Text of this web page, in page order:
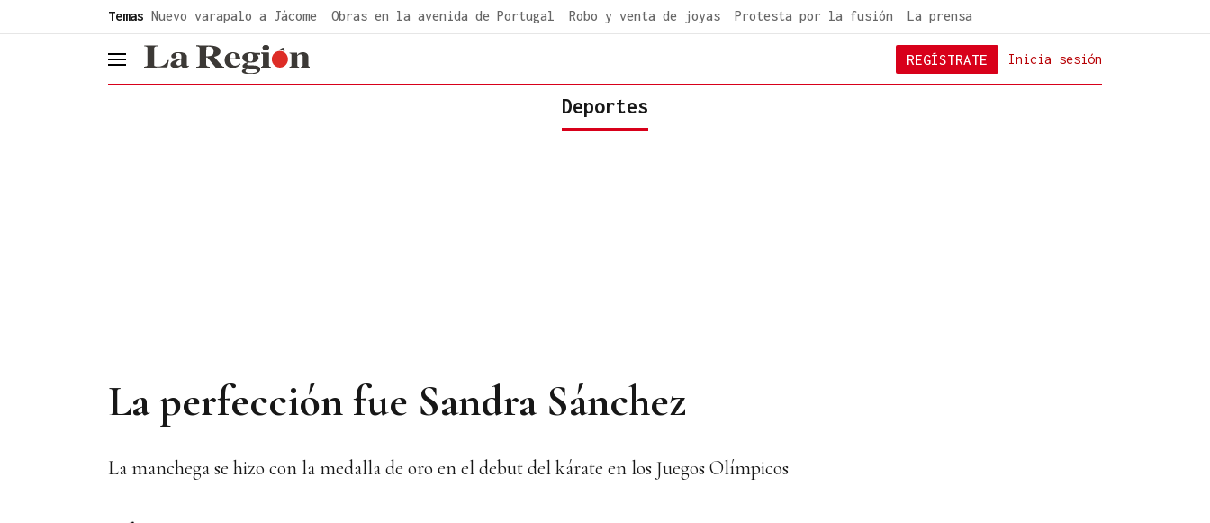
Temas Nuevo varapalo a Jácome Obras en la avenida de Portugal Robo y venta de joyas Protesta por la fusión La prensa
header.menu.open Inicia sesión
REGÍSTRATE
Deportes
La perfección fue Sandra Sánchez
La manchega se hizo con la medalla de oro en el debut del kárate en los Juegos Olímpicos